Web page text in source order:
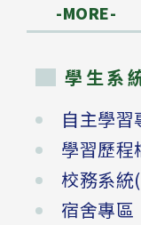
-MORE-
學生系
自主學習
學習歷程
校務系統
宿舍專區